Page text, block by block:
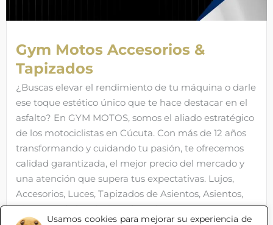
Usamos cookies para mejorar su experiencia de
Gym Motos Accesorios &
Tapizados
¿Buscas elevar el rendimiento de tu máquina o darle
ese toque estético único que te hace destacar en el
asfalto? En GYM MOTOS, somos el aliado estratégico
de los motociclistas en Cúcuta. Con más de 12 años
transformando y cuidando tu pasión, te ofrecemos
calidad garantizada, el mejor precio del mercado y
una atención que supera tus expectativas. Lujos,
Accesorios, Luces, Tapizados de Asientos, Asientos,
Viseras. Todo lo relacionado en lujos para motos.